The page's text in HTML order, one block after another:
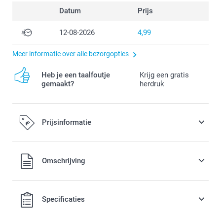
Datum Prijs
12-08-2026 4,99
Meer informatie over alle bezorgopties
Heb je een taalfoutje
gemaakt?
Krijg een gratis
herdruk
Prijsinformatie
Alle prijzen zijn in EURO (€) inclusief BTW en exclusief
verzendkosten.Omschrijving
Specificaties